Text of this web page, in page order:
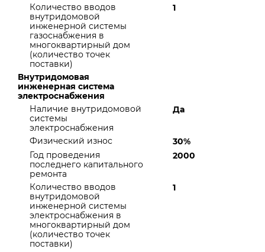
Количество вводов
внутридомовой
инженерной системы
газоснабжения в
многоквартирный дом
(количество точек
поставки)
1
Внутридомовая
инженерная система
электроснабжения
Наличие внутридомовой
системы
электроснабжения
Да
Физический износ
30%
Год проведения
последнего капитального
ремонта
2000
Количество вводов
внутридомовой
инженерной системы
электроснабжения в
многоквартирный дом
(количество точек
поставки)
1